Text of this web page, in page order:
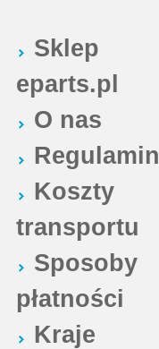
Sklep
eparts.pl
O nas
Regulamin
Koszty
transportu
Sposoby
płatności
Kraje